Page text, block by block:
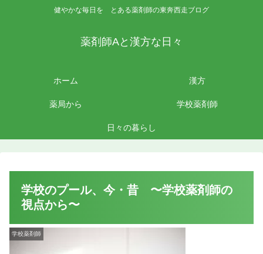
健やかな毎日を とある薬剤師の東奔西走ブログ
薬剤師Aと漢方な日々
ホーム 漢方
薬局から 学校薬剤師
日々の暮らし
学校のプール、今・昔 〜学校薬剤師の
視点から〜
学校薬剤師